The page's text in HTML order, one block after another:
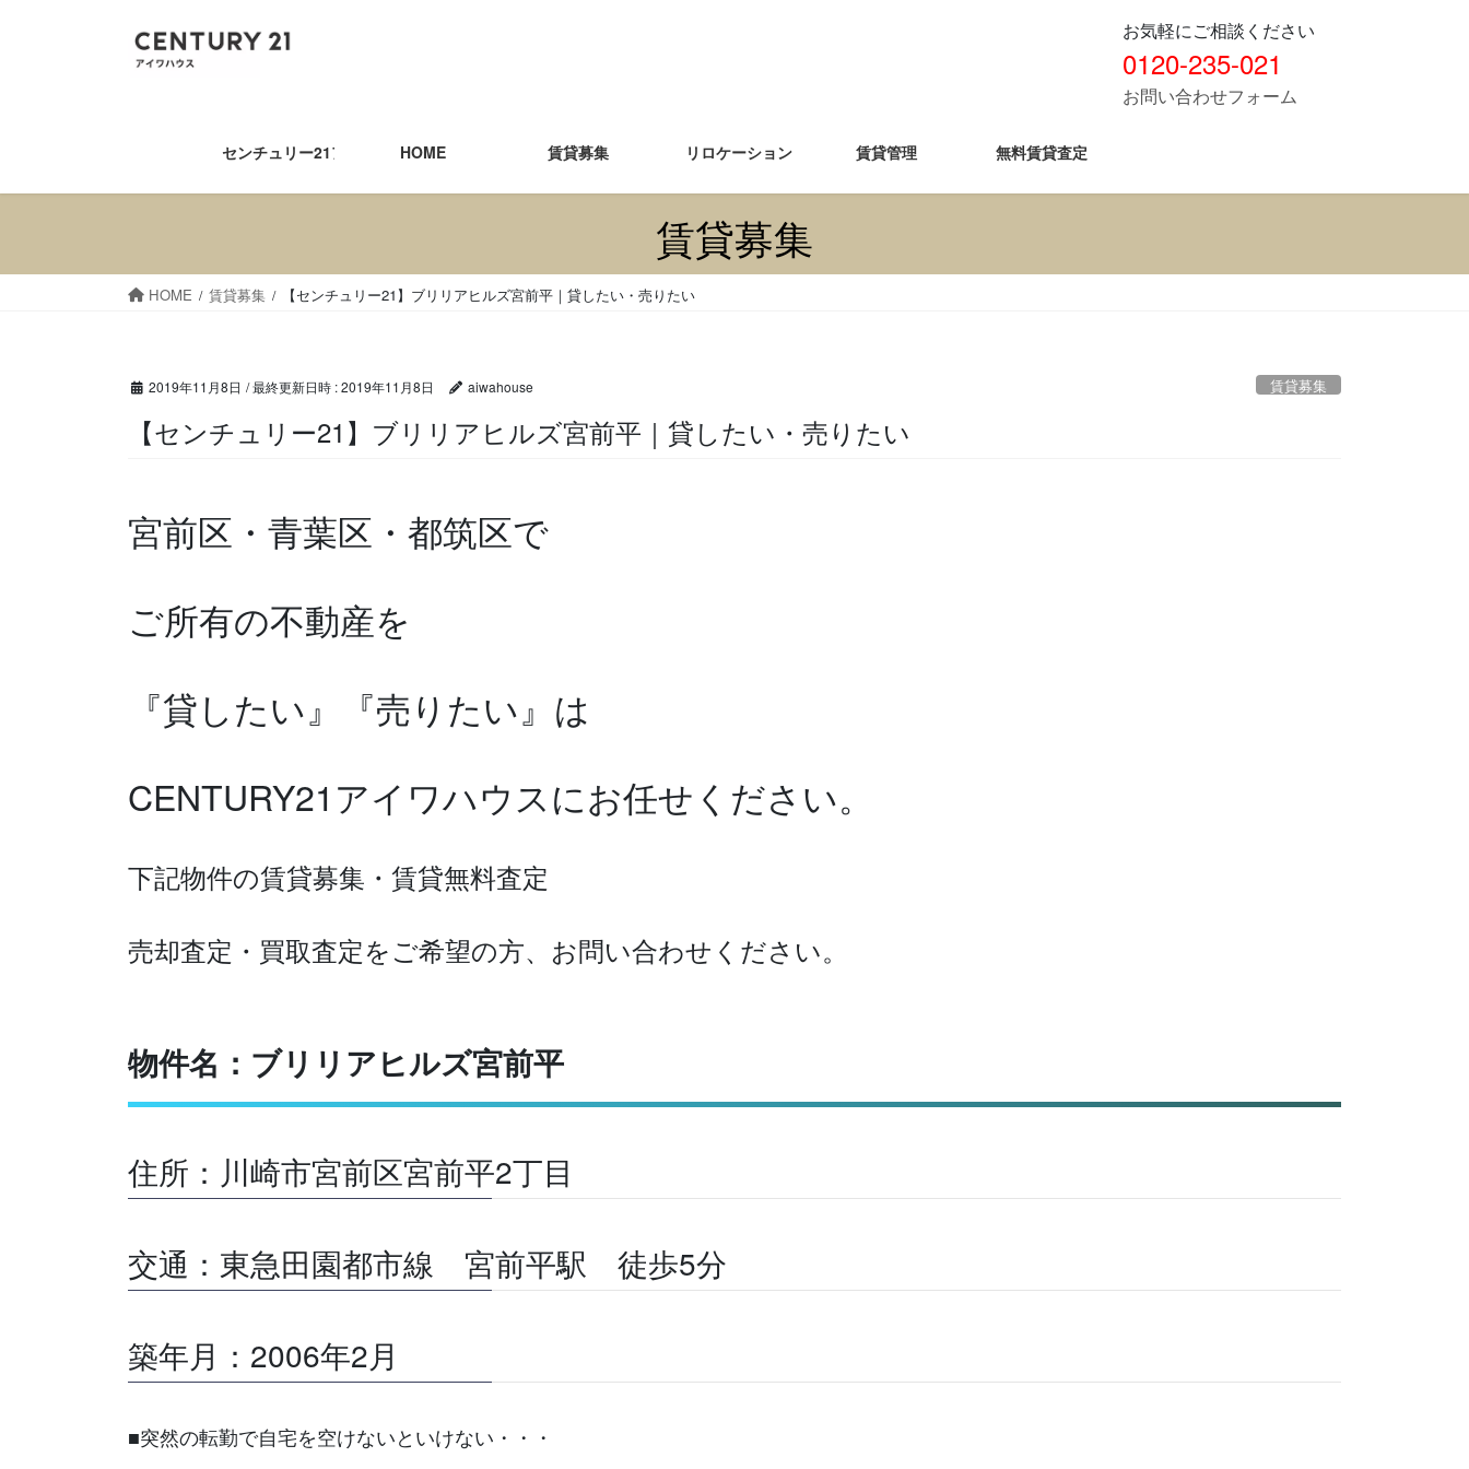
キ
に
お気軽にご相談ください
0120-235-021
お問い合わせフォーム
センチュリー21アイワハウスHOME 賃貸募集 リロケーション 賃貸管理 無料賃貸査定
賃貸募集
HOME 賃貸募集 【センチュリー21】ブリリアヒルズ宮前平｜貸したい・売りたい
2019年11月8日 / 最終更新日時 :2019年11月8日 aiwahouse 賃貸募集
【センチュリー21】ブリリアヒルズ宮前平｜貸したい・売りたい
宮前区・青葉区・都筑区で
ご所有の不動産を
『貸したい』『売りたい』は
CENTURY21アイワハウスにお任せください。
下記物件の賃貸募集・賃貸無料査定
売却査定・買取査定をご希望の方、お問い合わせください。
物件名：ブリリアヒルズ宮前平
住所：川崎市宮前区宮前平2丁目
交通：東急田園都市線 宮前平駅 徒歩5分
築年月：2006年2月
■突然の転勤で自宅を空けないといけない・・・